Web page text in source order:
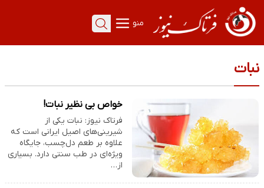
منو
نبات
خواص بی نظیر نبات!
فرتاک نیوز: نبات یکی از
شیرینی‌های اصیل ایرانی است که
علاوه بر طعم دل‌چسب، جایگاه
ویژه‌ای در طب سنتی دارد. بسیاری
از…